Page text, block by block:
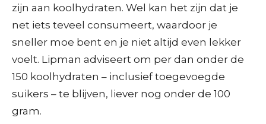
zijn aan koolhydraten. Wel kan het zijn dat je
net iets teveel consumeert, waardoor je
sneller moe bent en je niet altijd even lekker
voelt. Lipman adviseert om per dan onder de
150 koolhydraten – inclusief toegevoegde
suikers – te blijven, liever nog onder de 100
gram.